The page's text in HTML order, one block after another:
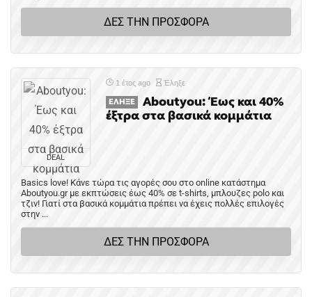
ΔΕΣ ΤΗΝ ΠΡΟΣΦΟΡΑ
DEAL
1 έτος ago Έληξε
ΈΛΗΞΕ
Aboutyou: Έως και 40%
έξτρα στα βασικά κομμάτια
Basics love! Κάνε τώρα τις αγορές σου στο online κατάστημα
Aboutyou.gr με εκπτώσεις έως 40% σε t-shirts, μπλουζες polo και
τζιν! Γιατί στα βασικά κομμάτια πρέπει να έχεις πολλές επιλογές
στην ...
ΔΕΣ ΤΗΝ ΠΡΟΣΦΟΡΑ